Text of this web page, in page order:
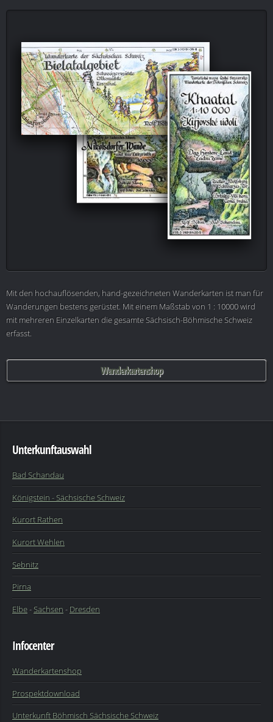
Mit den hochauflösenden, hand-gezeichneten Wanderkarten ist man für
Wanderungen bestens gerüstet. Mit einem Maßstab von 1 : 10000 wird
mit mehreren Einzelkarten die gesamte Sächsisch-Böhmische Schweiz
erfasst.
Wanderkartenshop
Unterkunftauswahl
Bad Schandau
Königstein - Sächsische Schweiz
Kurort Rathen
Kurort Wehlen
Sebnitz
Pirna
Elbe-Sachsen - Dresden
Infocenter
Wanderkartenshop
Prospektdownload
Unterkunft Böhmisch Sächsische Schweiz